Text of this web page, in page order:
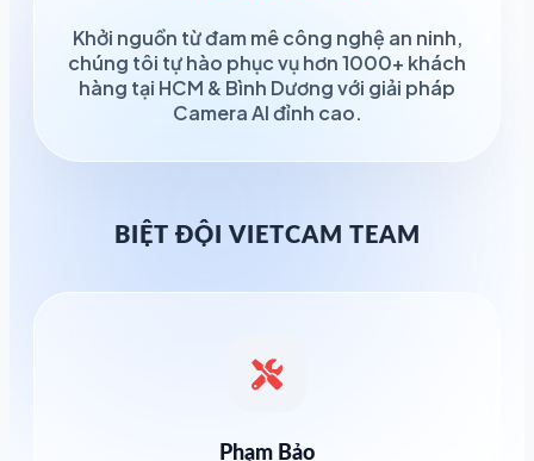
Khởi nguồn từ đam mê công nghệ an ninh,
chúng tôi tự hào phục vụ hơn 1000+ khách
hàng tại HCM & Bình Dương với giải pháp
Camera AI đỉnh cao.
BIỆT ĐỘI VIETCAM TEAM
Phạm Bảo